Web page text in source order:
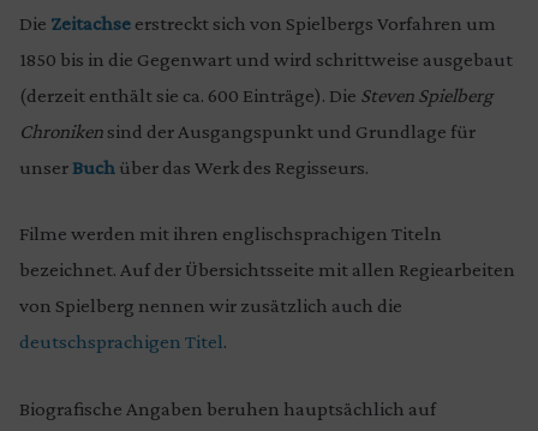
Die Zeitachse erstreckt sich von Spielbergs Vorfahren um
1850 bis in die Gegenwart und wird schrittweise ausgebaut
(derzeit enthält sie ca. 600 Einträge). Die Steven Spielberg
Chroniken sind der Ausgangspunkt und Grundlage für
unser Buch über das Werk des Regisseurs.
Filme werden mit ihren englischsprachigen Titeln
bezeichnet. Auf der Übersichtsseite mit allen Regiearbeiten
von Spielberg nennen wir zusätzlich auch die
deutschsprachigen Titel.
Biografische Angaben beruhen hauptsächlich auf